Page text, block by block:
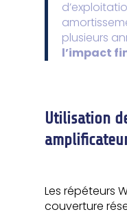
plusieurs
l’impact
Utilisation
Les répéteurs
couverture